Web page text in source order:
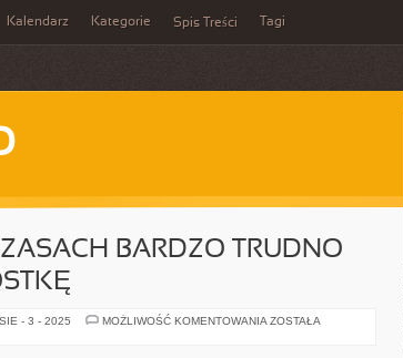
Kalendarz Kategorie Spis Treści Tagi
BARDZO TRUDNO
- 3 - 2025 MOŻLIWOŚĆ KOMENTOWANIA W
ZOSTAŁA